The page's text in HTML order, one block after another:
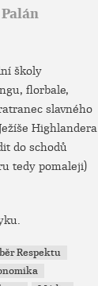
školy
florbale,
slavného
Highlandera
do schodů
tedy pomaleji)
Respektu